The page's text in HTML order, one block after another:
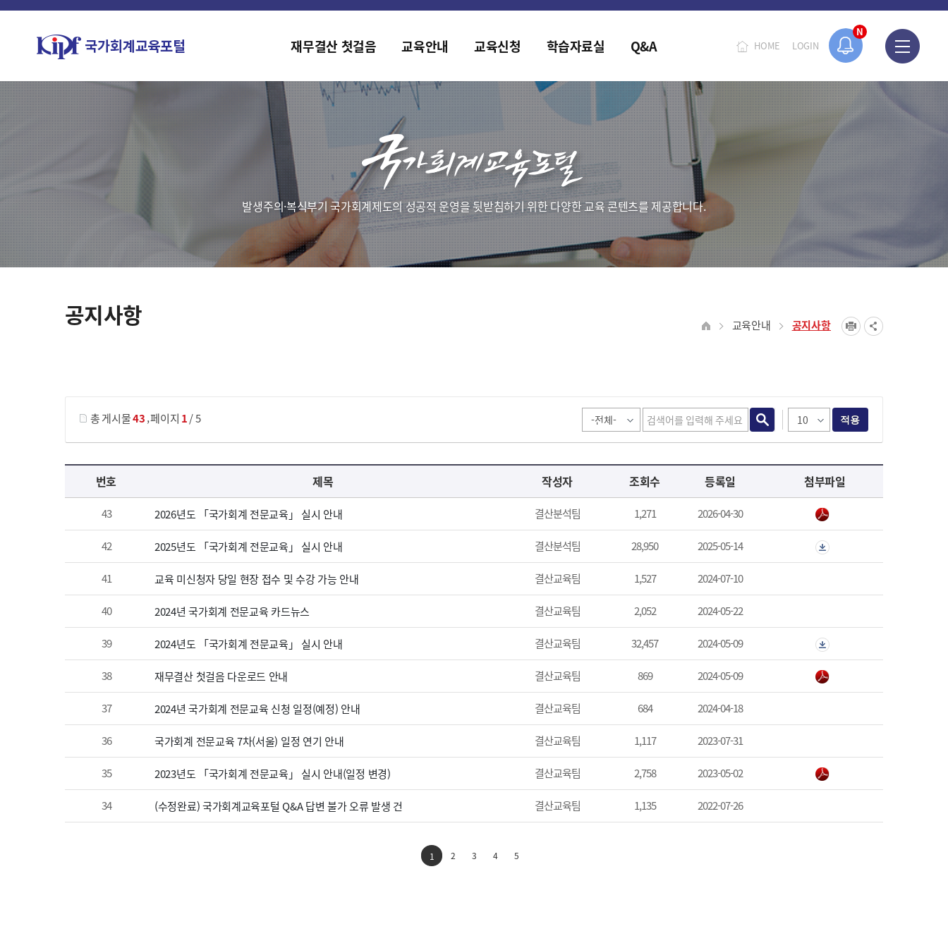
N
홈페이지가 새롭게 개편되었습니다.
HOME LOGIN
재무결산 첫걸음 교육안내 교육신청 학습자료실 Q&A
발생주의·복식부기 국가회계제도의 성공적 운영을 뒷받침하기 위한 다양한 교육 콘텐츠를 제공합니다.
공지사항 교육안내 공지사항
총 게시물43,페이지 1/ 5 적용
공지사항 목록 으로 번호, 제목, 작성자, 조회수, 등록 일, 첨부파일로 나열 되고 있습니다.
번호 제목 작성자 조회수 등록일 첨부파일
43 2026년도 「국가회계 전문교육」 실시 안내 결산분석팀 1,271 2026-04-30
42 2025년도 「국가회계 전문교육」 실시 안내 결산분석팀 28,950 2025-05-14
41 교육 미신청자 당일 현장 접수 및 수강 가능 안내 결산교육팀 1,527 2024-07-10
40 2024년 국가회계 전문교육 카드뉴스 결산교육팀 2,052 2024-05-22
39 2024년도 「국가회계 전문교육」 실시 안내 결산교육팀 32,457 2024-05-09
38 재무결산 첫걸음 다운로드 안내 결산교육팀 869 2024-05-09
37 2024년 국가회계 전문교육 신청 일정(예정) 안내 결산교육팀 684 2024-04-18
36 국가회계 전문교육 7차(서울) 일정 연기 안내 결산교육팀 1,117 2023-07-31
35 2023년도 「국가회계 전문교육」 실시 안내(일정 변경) 결산교육팀 2,758 2023-05-02
34 (수정완료) 국가회계교육포털 Q&A 답변 불가 오류 발생 건 결산교육팀 1,135 2022-07-26
1 2 3 4 5